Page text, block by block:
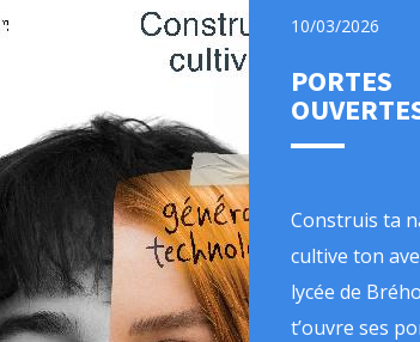
10/03/2026
PORTES
Construis ta
cultive ton
lycée de
t’ouvre ses